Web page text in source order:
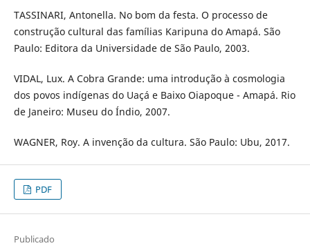
TASSINARI, Antonella. No bom da festa. O processo de
construção cultural das famílias Karipuna do Amapá. São
Paulo: Editora da Universidade de São Paulo, 2003.
VIDAL, Lux. A Cobra Grande: uma introdução à cosmologia
dos povos indígenas do Uaçá e Baixo Oiapoque - Amapá. Rio
de Janeiro: Museu do Índio, 2007.
WAGNER, Roy. A invenção da cultura. São Paulo: Ubu, 2017.
PDF
Publicado